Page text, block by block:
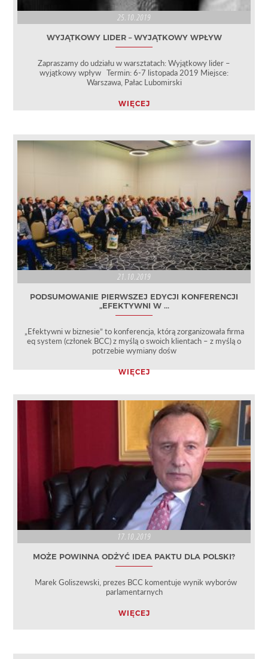
25.10.2019
WYJĄTKOWY LIDER – WYJĄTKOWY WPŁYW
Zapraszamy do udziału w warsztatach: Wyjątkowy lider –
wyjątkowy wpływ Termin: 6-7 listopada 2019 Miejsce:
Warszawa, Pałac Lubomirski
WIĘCEJ
21.10.2019
PODSUMOWANIE PIERWSZEJ EDYCJI KONFERENCJI
„EFEKTYWNI W ...
„Efektywni w biznesie” to konferencja, którą zorganizowała firma
eq system (członek BCC) z myślą o swoich klientach – z myślą o
potrzebie wymiany dośw
WIĘCEJ
17.10.2019
MOŻE POWINNA ODŻYĆ IDEA PAKTU DLA POLSKI?
Marek Goliszewski, prezes BCC komentuje wynik wyborów
parlamentarnych
WIĘCEJ